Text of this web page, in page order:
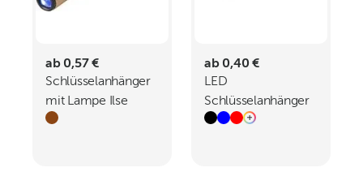
ab 0,57 €
Schlüsselanhänger
mit Lampe Ilse
ab 0,40 €
LED
Schlüsselanhänger
Bath